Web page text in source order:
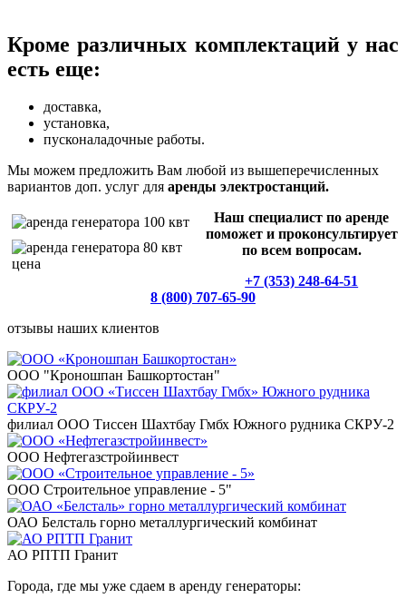
Кроме различных комплектаций у нас
есть еще:
доставка,
установка,
пусконаладочные работы.
Мы можем предложить Вам любой из вышеперечисленных
вариантов доп. услуг для аренды электростанций.
Наш специалист по аренде
поможет и проконсультирует
по всем вопросам.
+7 (353) 248-64-51
8 (800) 707-65-90
отзывы наших клиентов
ООО "Кроношпан Башкортостан"
филиал ООО Тиссен Шахтбау Гмбх Южного рудника СКРУ-2
ООО Нефтегазстройинвест
ООО Строительное управление - 5"
ОАО Белсталь горно металлургический комбинат
АО РПТП Гранит
Города, где мы уже сдаем в аренду генераторы: